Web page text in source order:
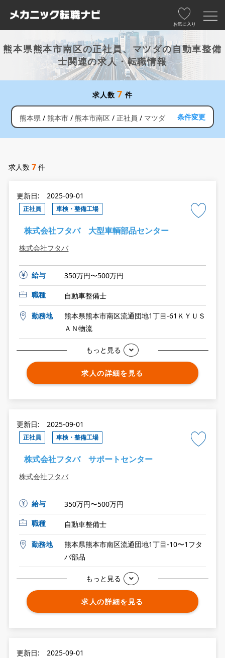
お気に入り
熊本県熊本市南区の正社員、マツダの自動車整備
士関連の求人・転職情報
求人数 7 件
熊本県 熊本市 熊本市南区 正社員 マツダ 条件変更
求人数7 件
更新日: 2025-09-01
正社員 車検・整備工場
株式会社フタバ 大型車輌部品センター
株式会社フタバ
給与
350万円〜500万円
職種
自動車整備士
勤務地
熊本県熊本市南区流通団地1丁目-61ＫＹＵＳ
ＡＮ物流
もっと見る
求人の詳細を見る
更新日: 2025-09-01
正社員 車検・整備工場
株式会社フタバ サポートセンター
株式会社フタバ
給与
350万円〜500万円
職種
自動車整備士
勤務地
熊本県熊本市南区流通団地1丁目-10〜1フタ
バ部品
もっと見る
求人の詳細を見る
更新日: 2025-09-01